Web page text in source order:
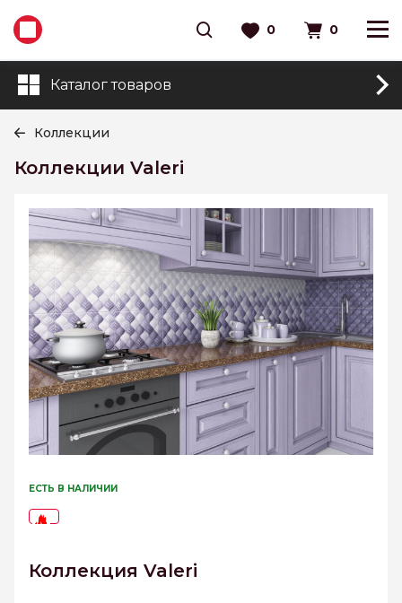
0 0
Каталог товаров
Коллекции
Коллекции Valeri
ЕСТЬ В НАЛИЧИИ
Коллекция Valeri